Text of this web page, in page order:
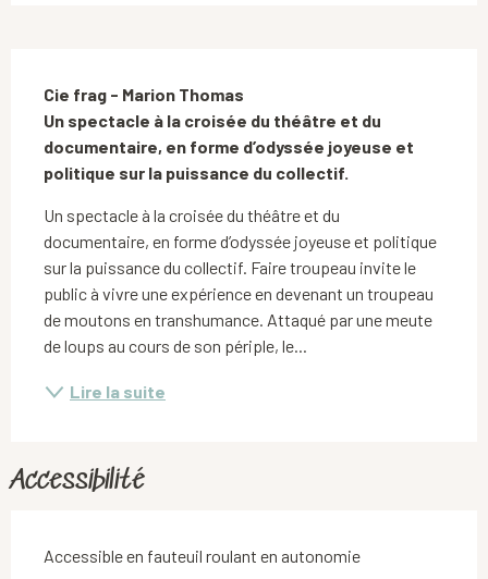
Cie frag - Marion Thomas
Un spectacle à la croisée du théâtre et du
documentaire, en forme d’odyssée joyeuse et
politique sur la puissance du collectif.
Un spectacle à la croisée du théâtre et du
documentaire, en forme d’odyssée joyeuse et politique
sur la puissance du collectif. Faire troupeau invite le
public à vivre une expérience en devenant un troupeau
de moutons en transhumance. Attaqué par une meute
de loups au cours de son périple, le...
Lire la suite
Accessibilité
Accessible en fauteuil roulant en autonomie